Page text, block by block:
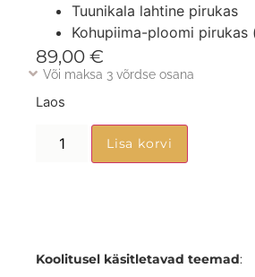
Tuunikala lahtine pirukas
Kohupiima-ploomi pirukas
89,00 €
Või maksa 3 võrdse osana
Laos
Lisa korvi
Koolitusel käsitletavad teemad: